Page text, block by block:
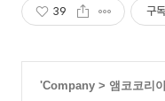
39 구
'Company > 앰코코리